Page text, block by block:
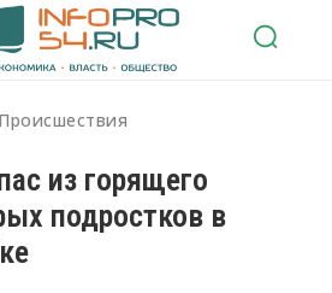
Происшествия
из горящего
подростков в